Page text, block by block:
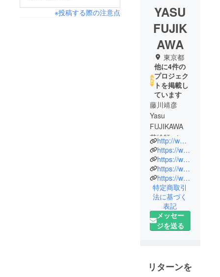
※投稿する際の注意点
YASU
FUJIK
AWA
東京都
他に4件の
プロジェク
トを掲載し
ています
藤川靖彦
Yasu
FUJIKAWA
花絵師 ／
Flowerscape
Artist
一般社団法
人花絵文化
協会 代表理
事
1961 年東京
学部演劇学
http://www.hanae.or.jp/wordpress/
https://www.tokyo-infiorata.com/
https://www.youtube.com/channel/UCo4O_cTXMzUAXH_0C4ATPYQ
https://www.facebook.com/flowersyell2011/
https://www.facebook.com/HANAEJAPAN2017/
特定商取引
法に基づく
表記
メッセー
ジを送る
リターンを